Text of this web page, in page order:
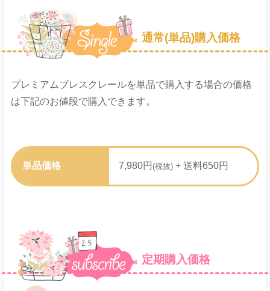
通常(単品)購入価格
プレミアムブレスクレールを単品で購入する場合の価格
は下記のお値段で購入できます。
単品価格 7,980円 (税抜) + 送料650円
定期購入価格